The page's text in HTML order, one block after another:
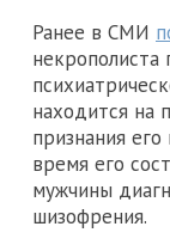
Ранее в СМИ
некрополиста
находится на
признания
время его
мужчины
шизофрения.